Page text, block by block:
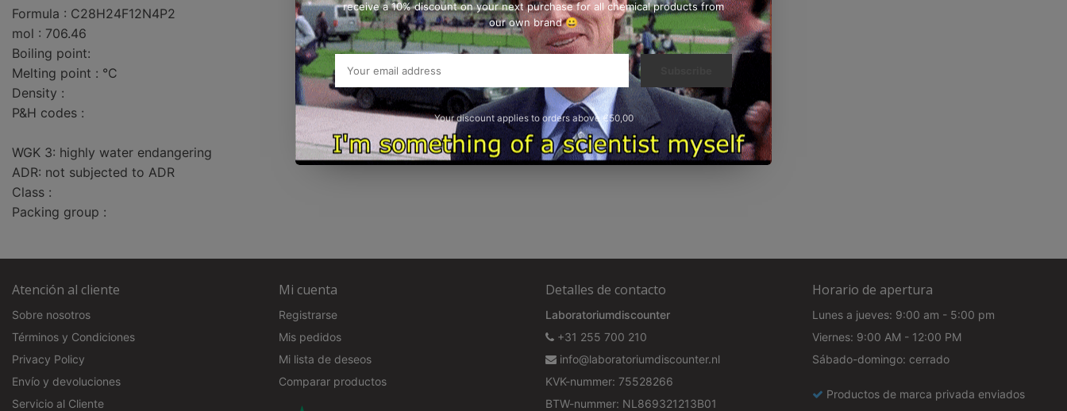
Formula : C28H24F12N4P2
mol : 706.46
Boiling point:
Melting point : °C
Density :
P&H codes :
WGK 3: highly water endangering
ADR: not subjected to ADR
Class :
Packing group :
Atención al cliente
Sobre nosotros
Términos y Condiciones
Privacy Policy
Envío y devoluciones
Servicio al Cliente
Mi cuenta
Registrarse
Mis pedidos
Mi lista de deseos
Comparar productos
Detalles de contacto
Laboratoriumdiscounter
+31 255 700 210
info@laboratoriumdiscounter.nl
KVK-nummer: 75528266
BTW-nummer: NL869321213B01
Horario de apertura
Lunes a jueves: 9:00 am - 5:00 pm
Viernes: 9:00 AM - 12:00 PM
Sábado-domingo: cerrado
Productos de marca privada enviados
receive a 10% discount on your next purchase for all chemical products from
our own brand 😀
Your discount applies to orders above €50,00